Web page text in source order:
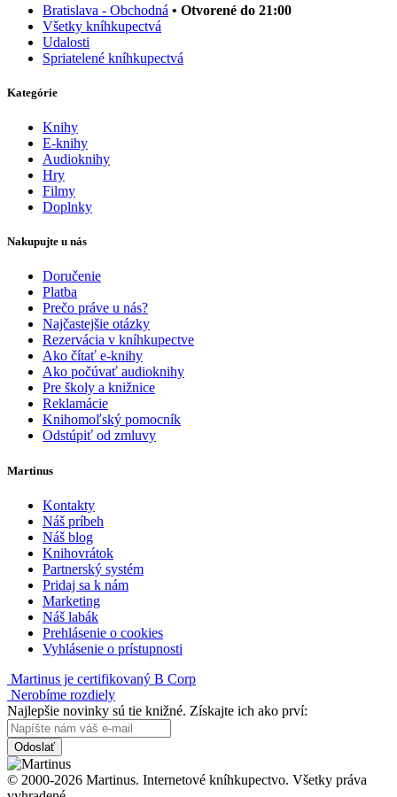
Bratislava - Obchodná • Otvorené do 21:00
Všetky kníhkupectvá
Udalosti
Spriatelené kníhkupectvá
Kategórie
Knihy
E-knihy
Audioknihy
Hry
Filmy
Doplnky
Nakupujte u nás
Doručenie
Platba
Prečo práve u nás?
Najčastejšie otázky
Rezervácia v kníhkupectve
Ako čítať e-knihy
Ako počúvať audioknihy
Pre školy a knižnice
Reklamácie
Knihomoľský pomocník
Odstúpiť od zmluvy
Martinus
Kontakty
Náš príbeh
Náš blog
Knihovrátok
Partnerský systém
Pridaj sa k nám
Marketing
Náš labák
Prehlásenie o cookies
Vyhlásenie o prístupnosti
Martinus je certifikovaný B Corp
Nerobíme rozdiely
Najlepšie novinky sú tie knižné. Získajte ich ako prví:
Odoslať
© 2000-2026 Martinus. Internetové kníhkupectvo. Všetky práva